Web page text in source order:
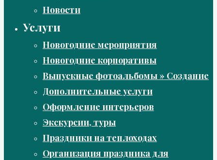
Новости
Услуги
Новогодние мероприятия
Новогодние корпоративы
Выпускные фотоальбомы » Создание
Дополнительные услуги
Оформление интерьеров
Экскурсии, туры
Праздники на теплоходах
Организация праздника для